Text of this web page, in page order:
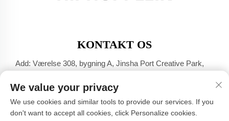
KONTAKT OS
Add: Værelse 308, bygning A, Jinsha Port Creative Park,
Tlf.: +86-17304049586
E-mail:[email protected]
We value your privacy
We use cookies and similar tools to provide our services. If you
don't want to accept all cookies, click Personalize cookies.